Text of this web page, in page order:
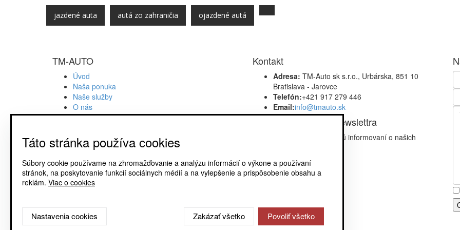
jazdené auta autá zo zahraničia ojazdené autá
TM-AUTO
Úvod
Naša ponuka
Naše služby
O nás
Magazín
Zásady používania súborov cookie
Kontakt
Adresa: TM-Auto sk s.r.o., Urbárska, 851 10
Bratislava - Jarovce
Telefón:+421 917 279 446
Email:info@tmauto.sk
Prihláste sa na odber newslettra
Buďte medzi prvými, ktorí budú informovaní o našich
Súhlasím sospracovaním osobných údajov
Copyright © 2026 TMAuto.sk. Všetky práva vyhradené.
Táto stránka používa cookies
Súbory cookie používame na zhromažďovanie a analýzu informácií o výkone a používaní
stránok, na poskytovanie funkcií sociálnych médií a na vylepšenie a prispôsobenie obsahu a
reklám. Viac o cookies
Nastavenia cookies Zakázať všetko Povoliť všetko